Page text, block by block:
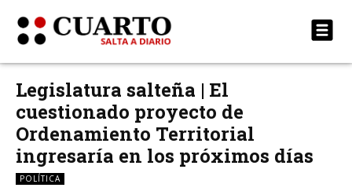
Legislatura salteña | El
cuestionado proyecto de
Ordenamiento Territorial
ingresaría en los próximos días
POLÍTICA